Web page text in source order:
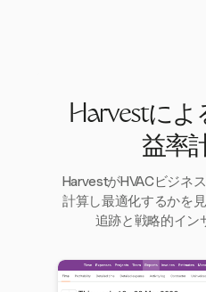
Harvestによ
益率
HarvestがHVACビジネ
計算し最適化するかを
追跡と戦略的イン